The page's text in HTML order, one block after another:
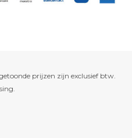
prijzen zijn exclusief btw.